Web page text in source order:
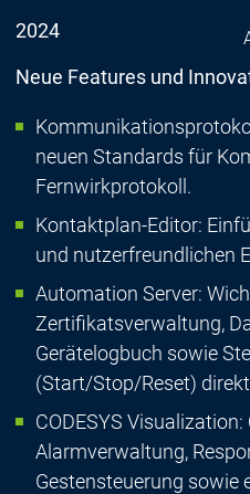
2024
Neue Features und
neuen Standards für
Fernwirkprotokoll.
Kontaktplan-Editor:
und nutzerfreundlichen
Automation Server:
Zertifikatsverwaltung,
Gerätelogbuch sowie
(Start/Stop/Reset)
CODESYS
Alarmverwaltung,
Gestensteuerung sowie